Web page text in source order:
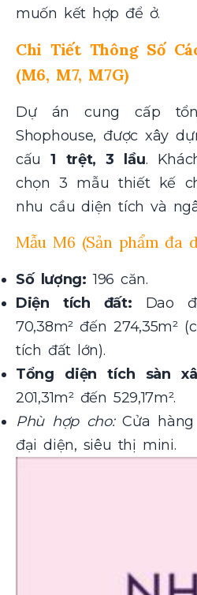
muốn kết hợp để ở.
Chi Tiết Thông Số
(M6, M7, M7G)
Dự án cung cấp
Shophouse, được xây
cấu1 trệt, 3 lầu.
chọn 3 mẫu thiết kế
nhu cầu diện tích và
Mẫu M6 (Sản phẩm đa
Số lượng: 196 căn.
Diện tích đất: Dao
70,38m² đến 274,35m²
tích đất lớn).
Tổng diện tích sàn
201,31m² đến 529,17m².
Phù hợp cho:Cửa hàng
đại diện, siêu thị mini.